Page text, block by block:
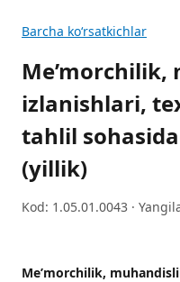
Barcha koʻrsatkichlar
izlanishlari,
tahlil
(yillik)
Kod: 1.05.01.0043 ·
Me’morchilik,